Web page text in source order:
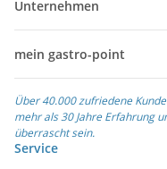
Unternehmen
mein gastro-point
Über 40.000 zufriedene
mehr als 30 Jahre Erfahrung
überrascht sein.
Service